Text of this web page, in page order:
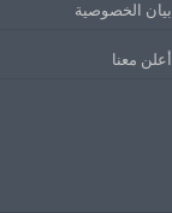
بيان الخصوصية
أعلن معنا